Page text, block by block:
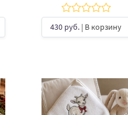
430 руб. | В корзину